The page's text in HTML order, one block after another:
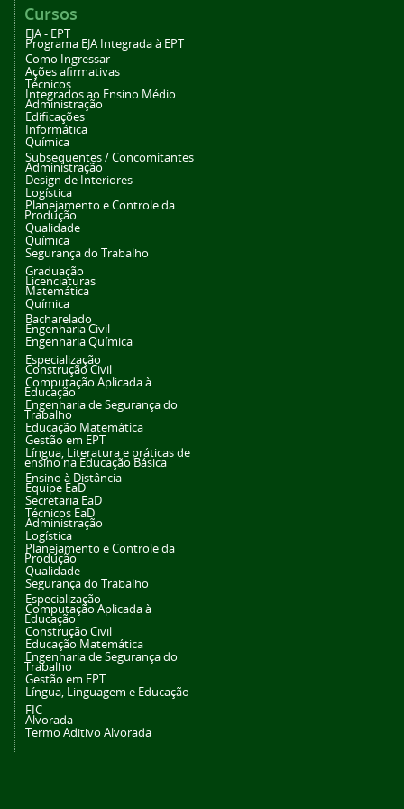
Cursos
EJA - EPT
Programa EJA Integrada à EPT
Como Ingressar
Ações afirmativas
Técnicos
Integrados ao Ensino Médio
Administração
Edificações
Informática
Química
Subsequentes / Concomitantes
Administração
Design de Interiores
Logística
Planejamento e Controle da
Produção
Qualidade
Química
Segurança do Trabalho
Graduação
Licenciaturas
Matemática
Química
Bacharelado
Engenharia Civil
Engenharia Química
Especialização
Construção Civil
Computação Aplicada à
Educação
Engenharia de Segurança do
Trabalho
Educação Matemática
Gestão em EPT
Língua, Literatura e práticas de
ensino na Educação Básica
Ensino à Distância
Equipe EaD
Secretaria EaD
Técnicos EaD
Administração
Logística
Planejamento e Controle da
Produção
Qualidade
Segurança do Trabalho
Especialização
Computação Aplicada à
Educação
Construção Civil
Educação Matemática
Engenharia de Segurança do
Trabalho
Gestão em EPT
Língua, Linguagem e Educação
FIC
Alvorada
Termo Aditivo Alvorada